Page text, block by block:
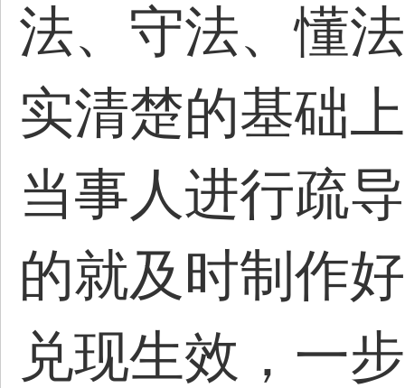
法、守法、懂
实清楚的基础
当事人进行疏
的就及时制作
兑现生效，一